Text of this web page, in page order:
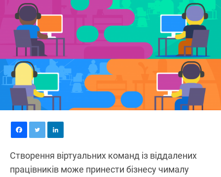
Створення віртуальних команд із віддалених
працівників може принести бізнесу чималу